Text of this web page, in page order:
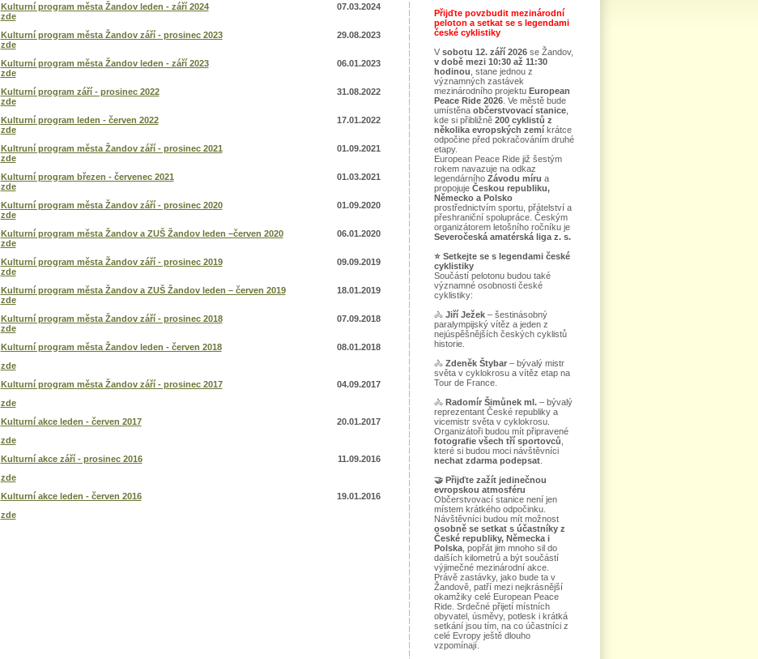
Přijďte povzbudit mezinárodní
peloton a setkat se s legendami
české cyklistiky
V sobotu 12. září 2026se Žandov,
v době mezi 10:30 až 11:30
hodinou , stane jednou z
významných zastávek
mezinárodního projektu European
Peace Ride 2026. Ve městě bude
umístěna občerstvovací stanice,
kde si přibližně 200 cyklistů z
několika evropských zemíkrátce
odpočine před pokračováním druhé
etapy.
European Peace Ride již šestým
rokem navazuje na odkaz
legendárního Závodu míru a
propojuje Českou republiku,
Německo a Polsko
prostřednictvím sportu, přátelství a
přeshraniční spolupráce. Českým
organizátorem letošního ročníku je
Severočeská amatérská liga z. s.
⭐Setkejte se s legendami české
cyklistiky
Součástí pelotonu budou také
významné osobnosti české
cyklistiky:
🚴 Jiří Ježek– šestinásobný
paralympijský vítěz a jeden z
nejúspěšnějších českých cyklistů
historie.
🚴 Zdeněk Štybar– bývalý mistr
světa v cyklokrosu a vítěz etap na
Tour de France.
🚴 Radomír Šimůnek ml.– bývalý
reprezentant České republiky a
vicemistr světa v cyklokrosu.
Organizátoři budou mít připravené
fotografie všech tří sportovců
které si budou moci návštěvníci
nechat zdarma podepsat.
🤝Přijďte zažít jedinečnou
evropskou atmosféru
Občerstvovací stanice není jen
místem krátkého odpočinku.
Návštěvníci budou mít možnost
osobně se setkat s účastníky z
České republiky, Německa i
Polska, popřát jim mnoho sil do
dalších kilometrů a být součástí
výjimečné mezinárodní akce.
Právě zastávky, jako bude ta v
Žandově, patří mezi nejkrásnější
okamžiky celé European Peace
Ride. Srdečné přijetí místních
obyvatel, úsměvy, potlesk i krátká
setkání jsou tím, na co účastníci z
celé Evropy ještě dlouho
vzpomínají.
07.03.2024
Kulturní program města Žandov leden - září 2024
zde
29.08.2023
Kulturní program města Žandov září - prosinec 2023
zde
06.01.2023
Kulturní program města Žandov leden - září 2023
zde
31.08.2022
Kulturní program září - prosinec 2022
zde
17.01.2022
Kulturní program leden - červen 2022
zde
01.09.2021
Kultruní program města Žandov září - prosinec 2021
zde
01.03.2021
Kulturní program březen - červenec 2021
zde
01.09.2020
Kulturní program města Žandov září - prosinec 2020
zde
06.01.2020
Kulturní program města Žandov a ZUŠ Žandov leden –červen 2020
zde
09.09.2019
Kulturní program města Žandov září - prosinec 2019
zde
18.01.2019
Kulturní program města Žandov a ZUŠ Žandov leden – červen 2019
zde
07.09.2018
Kulturní program města Žandov září - prosinec 2018
zde
08.01.2018
Kulturní program města Žandov leden - červen 2018
zde
04.09.2017
Kulturní program města Žandov září - prosinec 2017
zde
20.01.2017
Kulturní akce leden - červen 2017
zde
11.09.2016
Kulturní akce září - prosinec 2016
zde
19.01.2016
Kulturní akce leden - červen 2016
zde